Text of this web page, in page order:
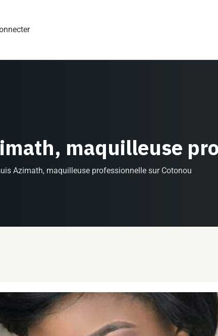
maquilleuse
Azimath, maquilleuse professionnelle sur Cotonou